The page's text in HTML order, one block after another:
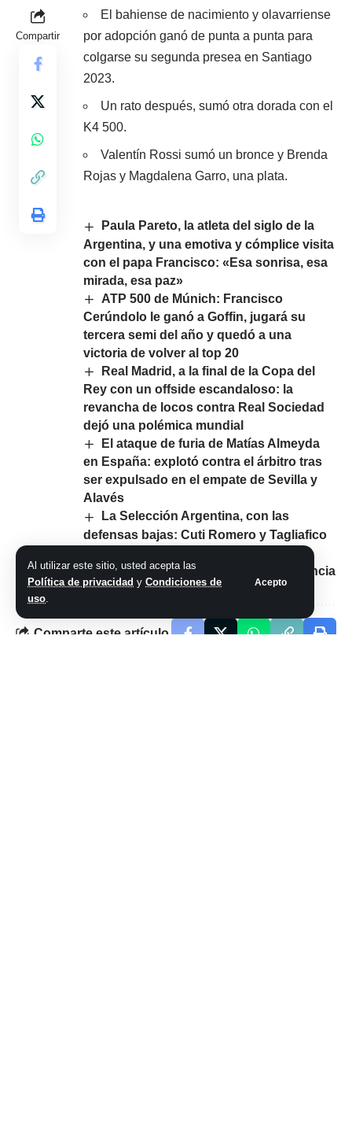
Al utilizar este sitio, usted acepta las
Política de privacidad y Condiciones de
uso.
Acepto
Compartir
El bahiense de nacimiento y olavarriense
por adopción ganó de punta a punta para
colgarse su segunda presea en Santiago
2023.
Un rato después, sumó otra dorada con el
K4 500.
Valentín Rossi sumó un bronce y Brenda
Rojas y Magdalena Garro, una plata.
Paula Pareto, la atleta del siglo de la
Argentina, y una emotiva y cómplice visita
con el papa Francisco: «Esa sonrisa, esa
mirada, esa paz»
ATP 500 de Múnich: Francisco
Cerúndolo le ganó a Goffin, jugará su
tercera semi del año y quedó a una
victoria de volver al top 20
Real Madrid, a la final de la Copa del
Rey con un offside escandaloso: la
revancha de locos contra Real Sociedad
dejó una polémica mundial
El ataque de furia de Matías Almeyda
en España: explotó contra el árbitro tras
ser expulsado en el empate de Sevilla y
Alavés
La Selección Argentina, con las
defensas bajas: Cuti Romero y Tagliafico
Scaloni analiza convocatorias de urgencia
Comparte este artículo